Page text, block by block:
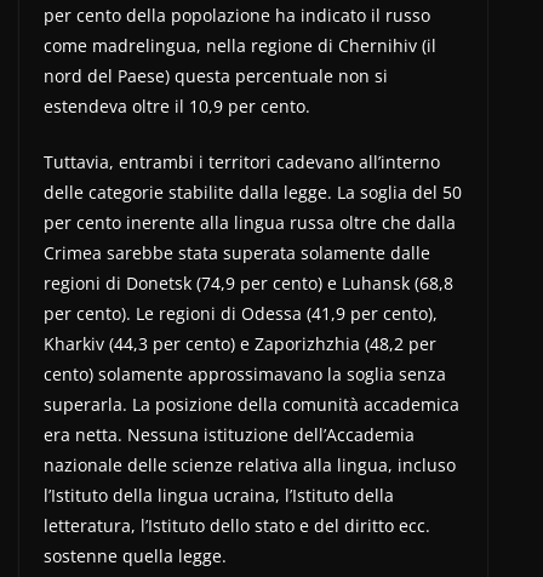
per cento della popolazione ha indicato il russo
come madrelingua, nella regione di Chernihiv (il
nord del Paese) questa percentuale non si
estendeva oltre il 10,9 per cento.
Tuttavia, entrambi i territori cadevano all’interno
delle categorie stabilite dalla legge. La soglia del 50
per cento inerente alla lingua russa oltre che dalla
Crimea sarebbe stata superata solamente dalle
regioni di Donetsk (74,9 per cento) e Luhansk (68,8
per cento). Le regioni di Odessa (41,9 per cento),
Kharkiv (44,3 per cento) e Zaporizhzhia (48,2 per
cento) solamente approssimavano la soglia senza
superarla. La posizione della comunità accademica
era netta. Nessuna istituzione dell’Accademia
nazionale delle scienze relativa alla lingua, incluso
l’Istituto della lingua ucraina, l’Istituto della
letteratura, l’Istituto dello stato e del diritto ecc.
sostenne quella legge.